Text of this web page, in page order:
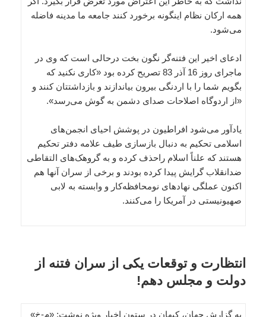
همه ارکان نظام اینگونه برخورد کنند جامعه ما مدینه فاضله
می‌شود.
ادعای اخیر این فتنه‌گر نگون بخت درحالی است که وی در
ماجرای روز 16 آذر 83 تصریح کرده بود «کاری نکنید که
بگویم شما را با اردنگی بیرون بیاندازند و بازداشتتان کنند و
«از اردوگاه اصلاحات صدای دشمن به گوش می‌رسد».
یادآور می‌شود افراطیون در پوشش احیای انجمن‌های
اسلامی تحکیم به دنبال بازسازی طیف علامه دفتر تحکیم
هستند که علناً اسلام راحذف کرده و به گروهک‌های التقاطی
ضدانقلاب گرایش پیدا کرده بودند و برخی از سران آنها هم
اکنون عملگی نهادهای نومحافظه‌کار و وابسته به لابی
صهیونیستی در آمریکا را می‌کنند.
انتظارت و توقعات یکی از سران فتنه از
دولت و مجلس دهم!
به گزارش جهان، کیهان در ستون اخبار ویژه نوشت: «م-خ»